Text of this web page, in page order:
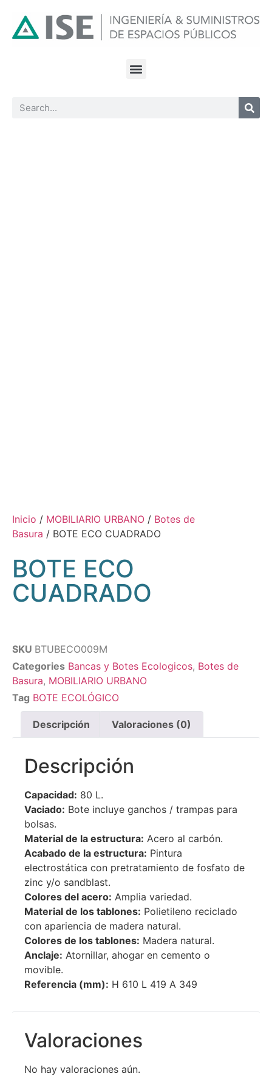
Inicio / MOBILIARIO URBANO / Botes de
Basura / BOTE ECO CUADRADO
BOTE ECO
CUADRADO
SKU BTUBECO009M
Categories Bancas y Botes Ecologicos, Botes de
Basura, MOBILIARIO URBANO
Tag BOTE ECOLÓGICO
Descripción Valoraciones (0)
Descripción
Capacidad: 80 L.
Vaciado: Bote incluye ganchos / trampas para
bolsas.
Material de la estructura: Acero al carbón.
Acabado de la estructura: Pintura
electrostática con pretratamiento de fosfato de
zinc y/o sandblast.
Colores del acero: Amplia variedad.
Material de los tablones: Polietileno reciclado
con apariencia de madera natural.
Colores de los tablones: Madera natural.
Anclaje: Atornillar, ahogar en cemento o
movible.
Referencia (mm): H 610 L 419 A 349
Valoraciones
No hay valoraciones aún.